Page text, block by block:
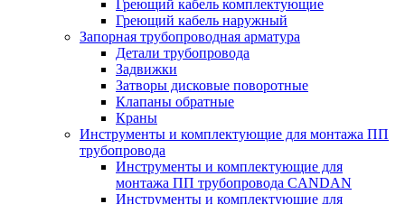
Греющий кабель комплектующие
Греющий кабель наружный
Запорная трубопроводная арматура
Детали трубопровода
Задвижки
Затворы дисковые поворотные
Клапаны обратные
Краны
Инструменты и комплектующие для монтажа ПП
трубопровода
Инструменты и комплектующие для
монтажа ПП трубопровода CANDAN
Инструменты и комплектующие для